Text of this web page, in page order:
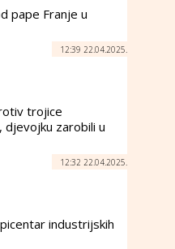
pape Franje u
12:39 22.04.2025.
trojice
djevojku zarobili u
12:32 22.04.2025.
industrijskih